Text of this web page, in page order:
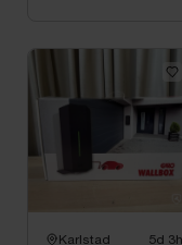
Karlstad 5d 3h